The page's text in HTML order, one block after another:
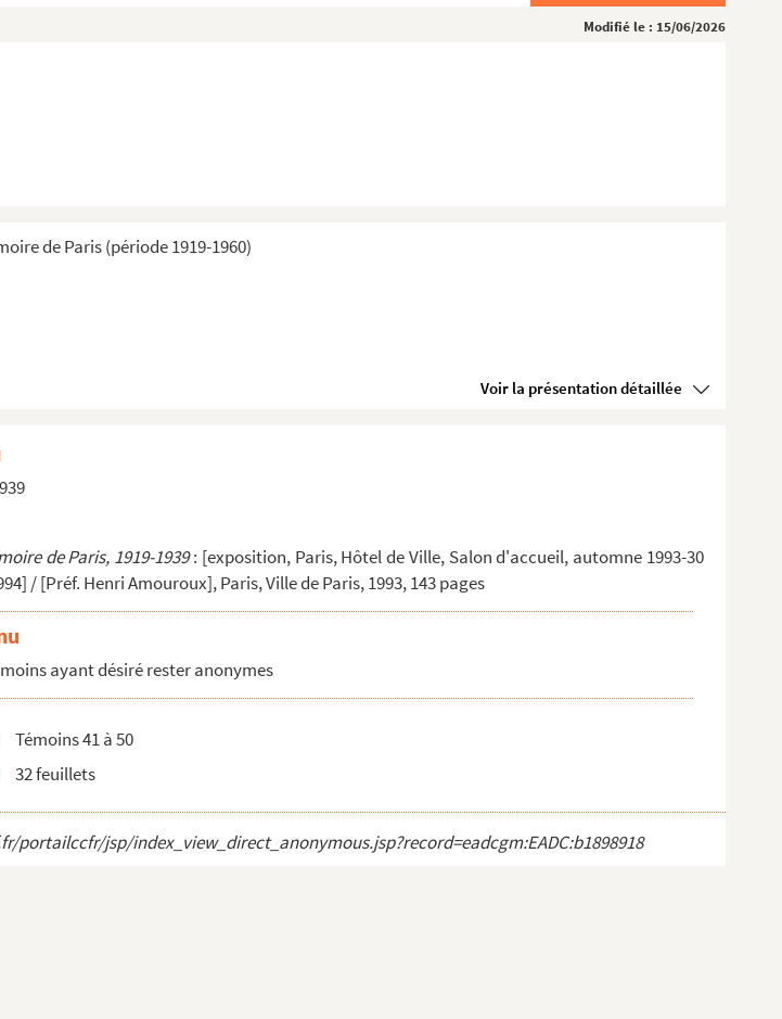
Modifié le : 15/06/2026
de Paris (période 1919-1960)
Voir la présentation détaillée
de Paris, 1919-1939: [exposition, Paris, Hôtel de Ville, Salon d'accueil, automne 1993-30
/ [Préf. Henri Amouroux], Paris, Ville de Paris, 1993, 143 pages
ayant désiré rester anonymes
Témoins 41 à 50
32 feuillets
portailccfr/jsp/index_view_direct_anonymous.jsp?record=eadcgm:EADC:b1898918